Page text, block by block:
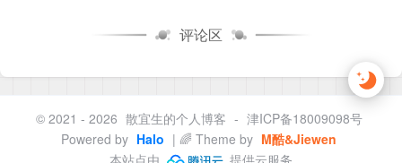
评论区
© 2021 - 2026 散宜生的个人博客 - 津ICP备18009098号
Powered by Halo | 🌈 Theme by M酷&Jiewen
本站点由
提供云服务